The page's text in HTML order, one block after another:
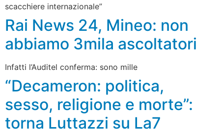
scacchiere internazionale”
Rai News 24, Mineo: non
abbiamo 3mila ascoltatori
Infatti l’Auditel conferma: sono mille
“Decameron: politica,
sesso, religione e morte”:
torna Luttazzi su La7